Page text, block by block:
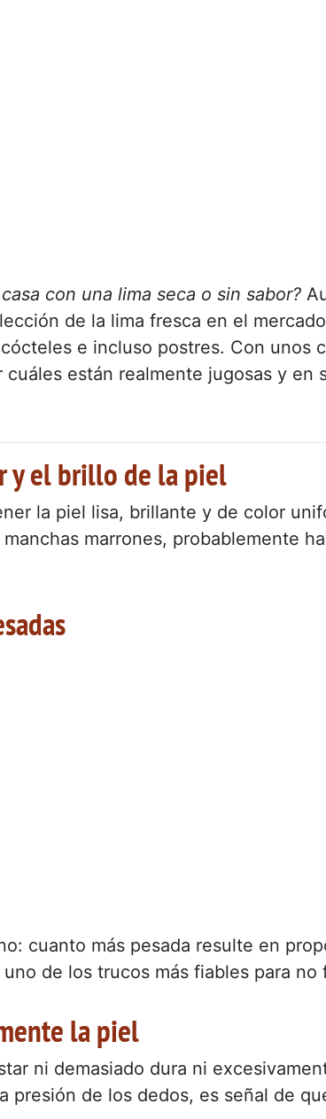
con una lima seca o sin sabor?
de la lima fresca en el
e incluso postres. Con unos
cuáles están realmente jugosas y en
y el brillo de la piel
la piel lisa, brillante y de color
marrones, probablemente
cuanto más pesada resulte en
de los trucos más fiables para no
la piel
ni demasiado dura ni
presión de los dedos, es señal de